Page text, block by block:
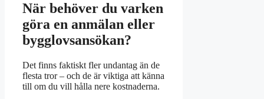
När behöver du varken
göra en anmälan eller
bygglovsansökan?
Det finns faktiskt fler undantag än de
flesta tror – och de är viktiga att känna
till om du vill hålla nere kostnaderna.